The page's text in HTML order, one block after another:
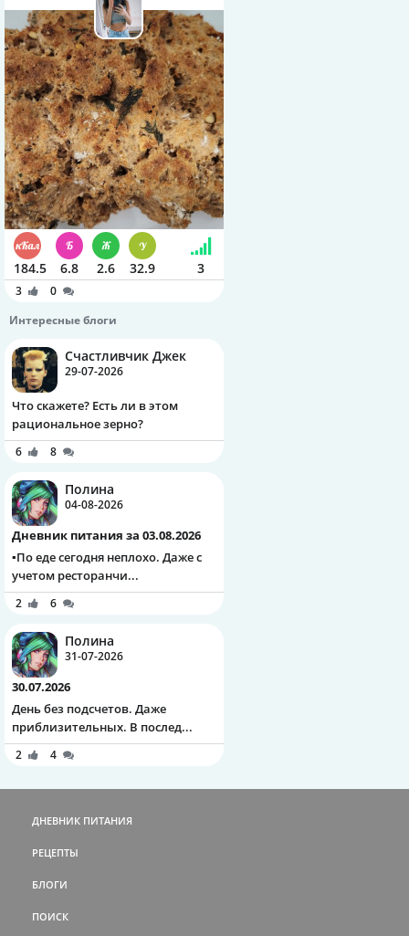
184.5 6.8 2.6 32.9 3
3
0
Интересные блоги
Счастливчик Джек
29-07-2026
Что скажете? Есть ли в этом
рациональное зерно?
6 8
Полина
04-08-2026
Дневник питания за 03.08.2026
▪️По еде сегодня неплохо. Даже с
учетом ресторанчи...
2 6
Полина
31-07-2026
30.07.2026
День без подсчетов. Даже
приблизительных. В послед...
2 4
ДНЕВНИК ПИТАНИЯ
РЕЦЕПТЫ
БЛОГИ
ПОИСК